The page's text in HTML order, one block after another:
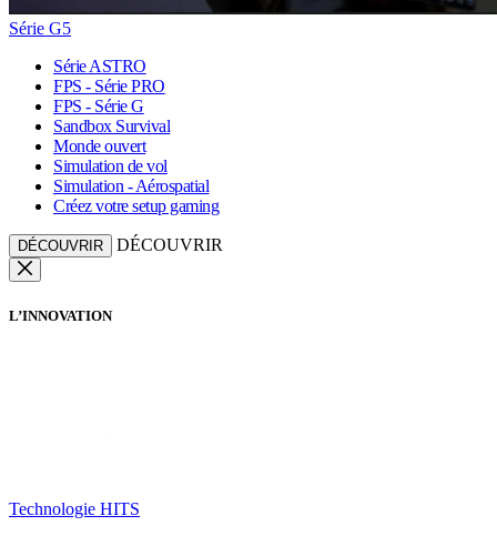
Série G5
Série ASTRO
FPS - Série PRO
FPS - Série G
Sandbox Survival
Monde ouvert
Simulation de vol
Simulation - Aérospatial
Créez votre setup gaming
DÉCOUVRIR DÉCOUVRIR
L’INNOVATION
Technologie HITS